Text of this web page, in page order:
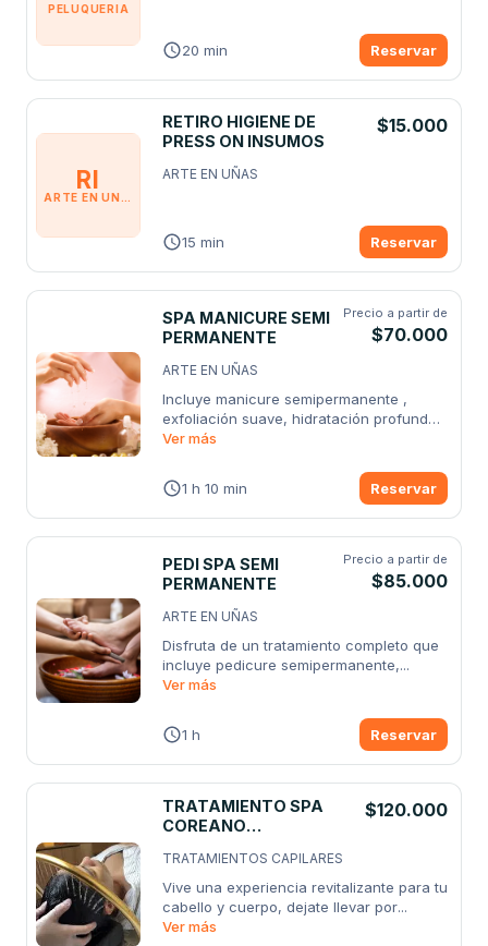
PELUQUERIA
20 min Reservar
RI
ARTE EN UÑAS
RETIRO HIGIENE DE
PRESS ON INSUMOS
$15.000
ARTE EN UÑAS
15 min Reservar
SPA MANICURE SEMI
PERMANENTE
Precio a partir de
$70.000
ARTE EN UÑAS
Incluye manicure semipermanente ,
exfoliación suave, hidratación profunda
con...
Ver más
1 h 10 min Reservar
PEDI SPA SEMI
PERMANENTE
Precio a partir de
$85.000
ARTE EN UÑAS
Disfruta de un tratamiento completo que
incluye pedicure semipermanente,...
Ver más
1 h Reservar
TRATAMIENTO SPA
COREANO
CAPILAR
$120.000
TRATAMIENTOS CAPILARES
Vive una experiencia revitalizante para tu
cabello y cuerpo, dejate llevar por...
Ver más